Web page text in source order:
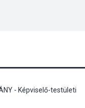
- Képviselő-testületi